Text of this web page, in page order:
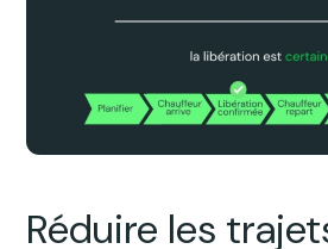
Réduire les